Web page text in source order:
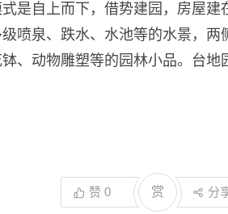
是自上而下，借势建园，房屋
喷泉、跌水、水池等的水景，
、动物雕塑等的园林小品。台
赞 0 赏 分